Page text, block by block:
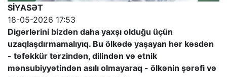
SİYASƏT
18-05-2026 17:53
Digərlərini bizdən daha yaxşı olduğu üçün
uzaqlaşdırmamalıyıq. Bu ölkədə yaşayan hər kəsdən
- təfəkkür tərzindən, dilindən və etnik
mənsubiyyətindən asılı olmayaraq - ölkənin şərəfi və